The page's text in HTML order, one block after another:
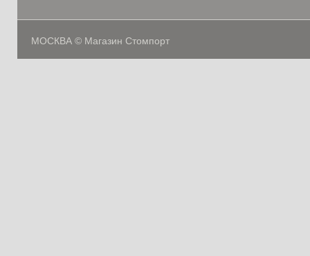
МОСКВА © Магазин Стомпорт